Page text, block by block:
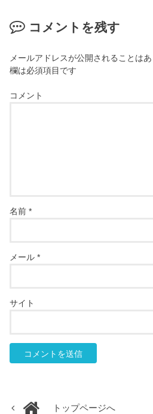
コメントを残す
メールアドレスが公開されることはあ
欄は必須項目です
コメント
名前*
メール*
サイト
トップページへ